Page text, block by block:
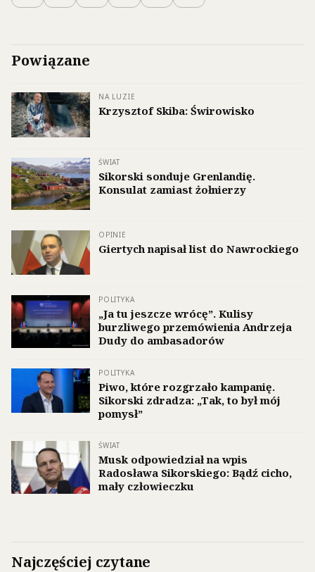
Powiązane
NA LUZIE
Krzysztof Skiba: Świrowisko
ŚWIAT
Sikorski sonduje Grenlandię.
Konsulat zamiast żołnierzy
OPINIE
Giertych napisał list do Nawrockiego
POLITYKA
„Ja tu jeszcze wrócę”. Kulisy
burzliwego przemówienia Andrzeja
Dudy do ambasadorów
POLITYKA
Piwo, które rozgrzało kampanię.
Sikorski zdradza: „Tak, to był mój
pomysł”
ŚWIAT
Musk odpowiedział na wpis
Radosława Sikorskiego: Bądź cicho,
mały człowieczku
Najczęściej czytane